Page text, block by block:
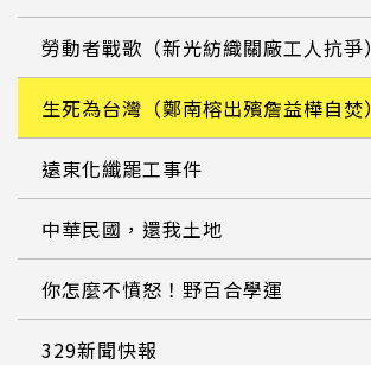
勞動者戰歌（新光紡織關廠工人抗爭）
生死為台灣（鄭南榕出殯詹益樺自焚）
遠東化纖罷工事件
中華民國，還我土地
你怎麼不憤怒！野百合學運
329新聞快報